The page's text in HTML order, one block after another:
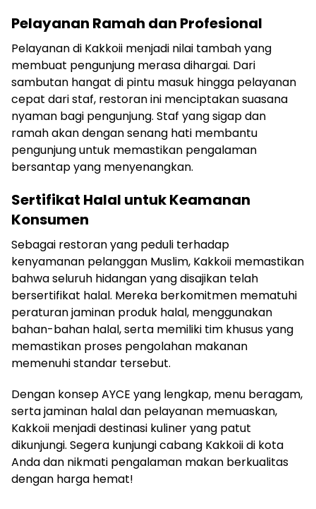
Pelayanan Ramah dan Profesional
Pelayanan di Kakkoii menjadi nilai tambah yang
membuat pengunjung merasa dihargai. Dari
sambutan hangat di pintu masuk hingga pelayanan
cepat dari staf, restoran ini menciptakan suasana
nyaman bagi pengunjung. Staf yang sigap dan
ramah akan dengan senang hati membantu
pengunjung untuk memastikan pengalaman
bersantap yang menyenangkan.
Sertifikat Halal untuk Keamanan
Konsumen
Sebagai restoran yang peduli terhadap
kenyamanan pelanggan Muslim, Kakkoii memastikan
bahwa seluruh hidangan yang disajikan telah
bersertifikat halal. Mereka berkomitmen mematuhi
peraturan jaminan produk halal, menggunakan
bahan-bahan halal, serta memiliki tim khusus yang
memastikan proses pengolahan makanan
memenuhi standar tersebut.
Dengan konsep AYCE yang lengkap, menu beragam,
serta jaminan halal dan pelayanan memuaskan,
Kakkoii menjadi destinasi kuliner yang patut
dikunjungi. Segera kunjungi cabang Kakkoii di kota
Anda dan nikmati pengalaman makan berkualitas
dengan harga hemat!